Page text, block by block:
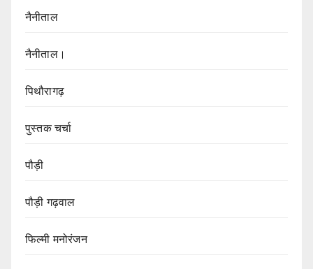
नैनीताल
नैनीताल।
पिथौरागढ़
पुस्तक चर्चा
पौड़ी
पौड़ी गढ़वाल
फिल्मी मनोरंजन